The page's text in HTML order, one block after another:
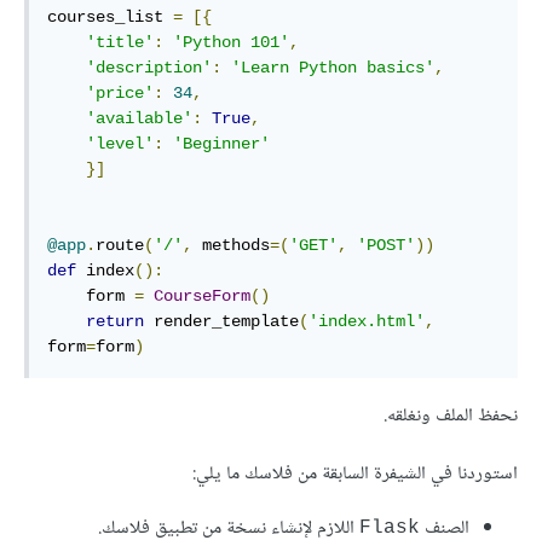
courses_list =
[{
'title' : 'Python 101' ,
'description' : 'Learn Python basics' ,
'price' : 34,
'available' : True,
'level' :
'Beginner'
}]
@app. route( '/' , methods=( 'GET' , 'POST' ))
def index():
    form
= CourseForm()
return render_template( 'index.html' ,
form=form)
نحفظ الملف ونغلقه.
استوردنا في الشيفرة السابقة من فلاسك ما يلي:
الصنف Flask اللازم لإنشاء نسخة من تطبيق فلاسك.